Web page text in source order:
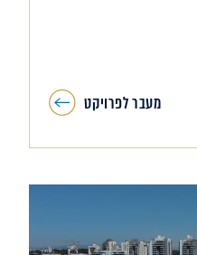
מעבר לפרויקט